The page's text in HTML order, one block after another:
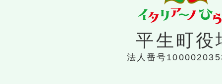
平生町役
法人番号